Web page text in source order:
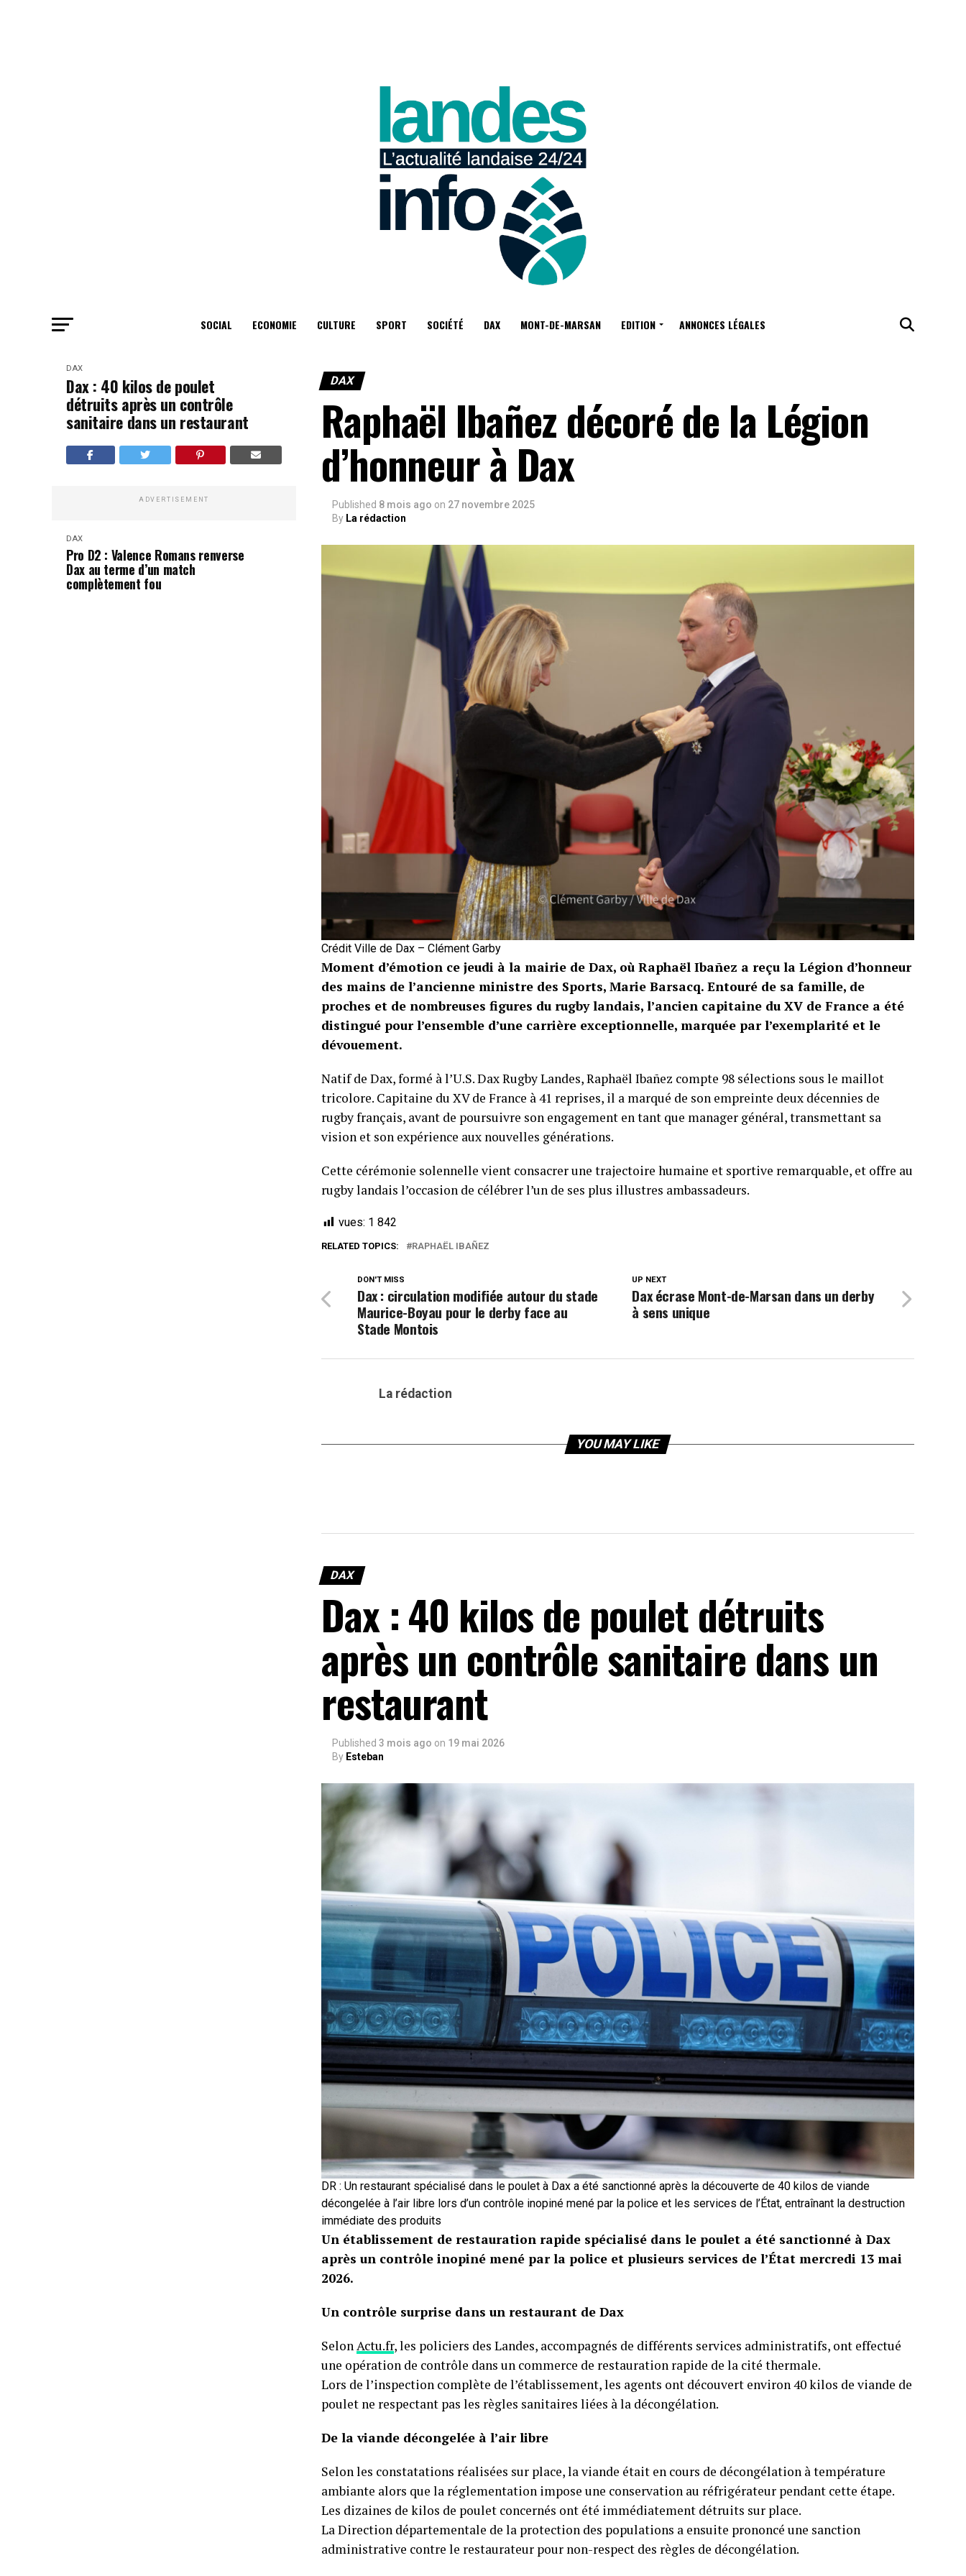
SOCIAL ECONOMIE CULTURE SPORT SOCIÉTÉ DAX MONT-DE-MARSAN EDITION ANNONCES LÉGALES
DAX
Dax : 40 kilos de poulet
détruits après un contrôle
sanitaire dans un restaurant
ADVERTISEMENT
DAX
Pro D2 : Valence Romans renverse
Dax au terme d’un match
complètement fou
DAX
Raphaël Ibañez décoré de la Légion
d’honneur à Dax
Published 8 mois ago on 27 novembre 2025
By La rédaction
Crédit Ville de Dax – Clément Garby
Moment d’émotion ce jeudi à la mairie de Dax, où Raphaël Ibañez a reçu la Légion d’honneur
des mains de l’ancienne ministre des Sports, Marie Barsacq. Entouré de sa famille, de
proches et de nombreuses figures du rugby landais, l’ancien capitaine du XV de France a été
distingué pour l’ensemble d’une carrière exceptionnelle, marquée par l’exemplarité et le
dévouement.
Natif de Dax, formé à l’U.S. Dax Rugby Landes, Raphaël Ibañez compte 98 sélections sous le maillot
tricolore. Capitaine du XV de France à 41 reprises, il a marqué de son empreinte deux décennies de
rugby français, avant de poursuivre son engagement en tant que manager général, transmettant sa
vision et son expérience aux nouvelles générations.
Cette cérémonie solennelle vient consacrer une trajectoire humaine et sportive remarquable, et offre au
rugby landais l’occasion de célébrer l’un de ses plus illustres ambassadeurs.
vues: 1 842
RELATED TOPICS: RAPHAËL IBAÑEZ
UP NEXT
Dax écrase Mont-de-Marsan dans un derby
à sens unique
DON'T MISS
Dax : circulation modifiée autour du stade
Maurice-Boyau pour le derby face au
Stade Montois
La rédaction
YOU MAY LIKE
DAX
Dax : 40 kilos de poulet détruits
après un contrôle sanitaire dans un
restaurant
Published 3 mois ago on 19 mai 2026
By Esteban
DR : Un restaurant spécialisé dans le poulet à Dax a été sanctionné après la découverte de 40 kilos de viande
décongelée à l’air libre lors d’un contrôle inopiné mené par la police et les services de l’État, entraînant la destruction
immédiate des produits
Un établissement de restauration rapide spécialisé dans le poulet a été sanctionné à Dax
après un contrôle inopiné mené par la police et plusieurs services de l’État mercredi 13 mai
2026.
Un contrôle surprise dans un restaurant de Dax
SelonActu.fr, les policiers des Landes, accompagnés de différents services administratifs, ont effectué
une opération de contrôle dans un commerce de restauration rapide de la cité thermale.
Lors de l’inspection complète de l’établissement, les agents ont découvert environ 40 kilos de viande de
poulet ne respectant pas les règles sanitaires liées à la décongélation.
De la viande décongelée à l’air libre
Selon les constatations réalisées sur place, la viande était en cours de décongélation à température
ambiante alors que la réglementation impose une conservation au réfrigérateur pendant cette étape.
Les dizaines de kilos de poulet concernés ont été immédiatement détruits sur place.
La Direction départementale de la protection des populations a ensuite prononcé une sanction
administrative contre le restaurateur pour non-respect des règles de décongélation.